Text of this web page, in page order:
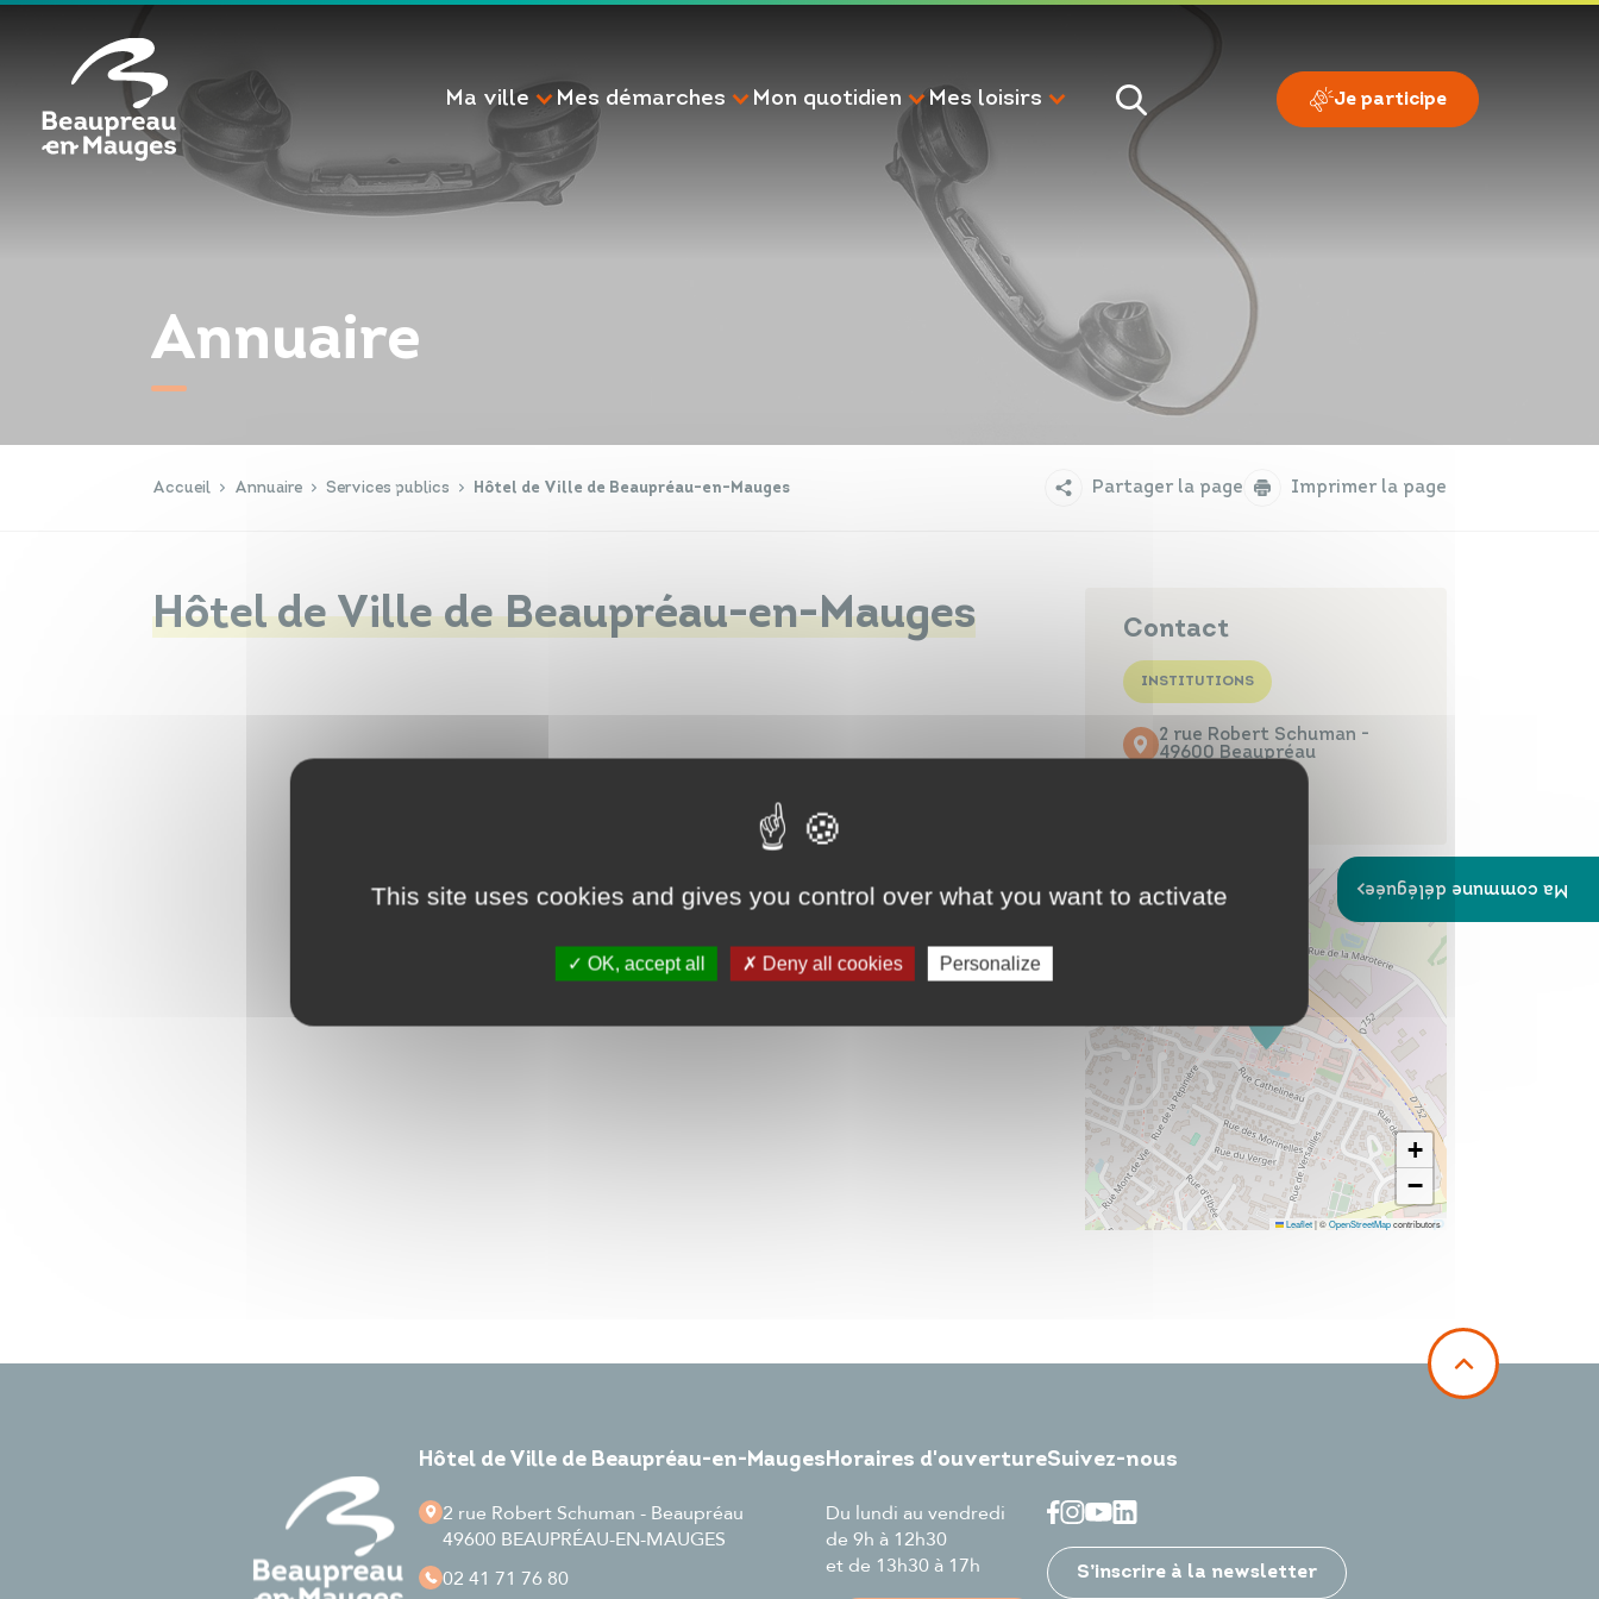
Ma ville Mes démarches Mon quotidien Mes loisirs Je participe
Annuaire
Accueil Annuaire Services publics Hôtel de Ville de Beaupréau-en-Mauges Partager la page Imprimer la page
Hôtel de Ville de Beaupréau-en-Mauges Contact
INSTITUTIONS
2 rue Robert Schuman -
49600 Beaupréau
+
−
Leaflet|©OpenStreetMapcontributors
Hôtel de Ville de Beaupréau-en-Mauges
2 rue Robert Schuman - Beaupréau
49600 BEAUPRÉAU-EN-MAUGES
02 41 71 76 80
Horaires d'ouverture
Du lundi au vendredi
de 9h à 12h30
et de 13h30 à 17h
Suivez-nous
S’inscrire à la newsletter
Ma commune déléguée
Infos travaux
Cookies management panel
This site uses cookies and gives you control over what you want to activate
OK, accept all Deny all cookies Personalize